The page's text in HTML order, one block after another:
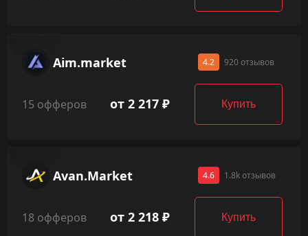
Aim.market 4.2 920 отзывов
15 офферов от 2 217 ₽ Купить
Avan.Market 4.6 1.8k отзывов
18 офферов от 2 218 ₽ Купить